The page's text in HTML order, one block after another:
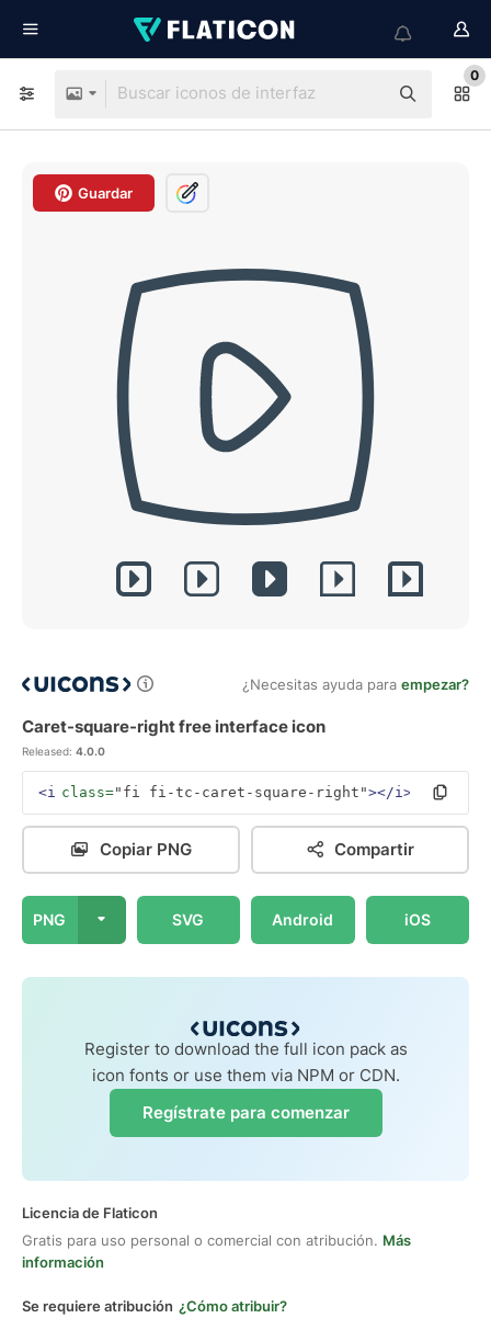
0
Guardar
¿Necesitas ayuda para empezar?
Caret-square-right free interface icon
Released: 4.0.0
<i class="fi fi-tc-caret-square-right"></i>
Copiar PNG Compartir
PNG SVG Android iOS
Register to download the full icon pack as
icon fonts or use them via NPM or CDN.
Regístrate para comenzar
Licencia de Flaticon
Gratis para uso personal o comercial con atribución. Más
información
Se requiere atribución ¿Cómo atribuir?